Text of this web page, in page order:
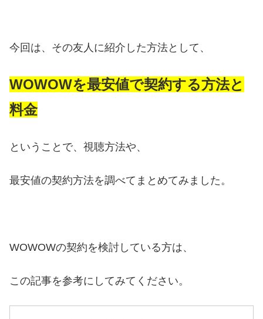
今回は、その友人に紹介した方法として、
WOWOWを最安値で契約する方法と
料金
ということで、視聴方法や、
最安値の契約方法を調べてまとめてみました。
WOWOWの契約を検討している方は、
この記事を参考にしてみてください。